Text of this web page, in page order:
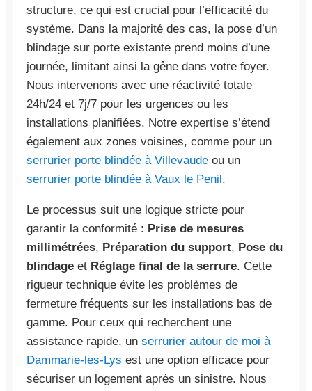
structure, ce qui est crucial pour l’efficacité du
système. Dans la majorité des cas, la pose d’un
blindage sur porte existante prend moins d’une
journée, limitant ainsi la gêne dans votre foyer.
Nous intervenons avec une réactivité totale
24h/24 et 7j/7 pour les urgences ou les
installations planifiées. Notre expertise s’étend
également aux zones voisines, comme pour un
serrurier porte blindée à Villevaude ou un
serrurier porte blindée à Vaux le Penil.
Le processus suit une logique stricte pour
garantir la conformité : Prise de mesures
millimétrées, Préparation du support, Pose du
blindage et Réglage final de la serrure. Cette
rigueur technique évite les problèmes de
fermeture fréquents sur les installations bas de
gamme. Pour ceux qui recherchent une
assistance rapide, un serrurier autour de moi à
Dammarie-les-Lys est une option efficace pour
sécuriser un logement après un sinistre. Nous